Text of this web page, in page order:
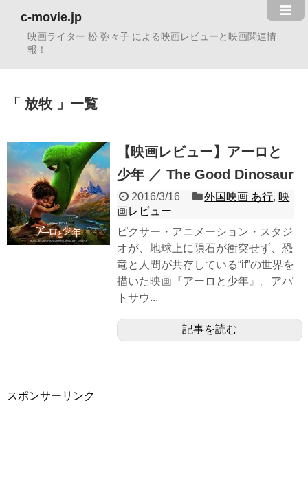
c-movie.jp
映画ライター 松 弥々子 による映画レビューと映画関連情
報！
放牧 一覧
【映画レビュー】アーロと
少年 ／ The Good Dinosaur
2016/3/16 外国映画 あ行, 映
画レビュー
ピクサー・アニメーション・スタジ
オが、地球上に隕石が衝突せず、恐
竜と人間が共存している“if”の世界を
描いた映画『アーロと少年』。アパ
トサウ...
記事を読む
スポンサーリンク